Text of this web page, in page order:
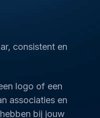
consistent en
logo of een
associaties en
bij jouw